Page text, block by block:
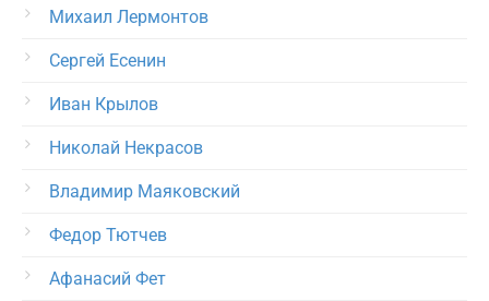
Михаил Лермонтов
Сергей Есенин
Иван Крылов
Николай Некрасов
Владимир Маяковский
Федор Тютчев
Афанасий Фет